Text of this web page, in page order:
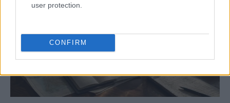
user protection.
CONFIRM